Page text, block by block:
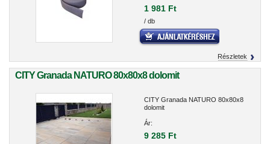
1 981 Ft
/ db
Részletek
CITY Granada NATURO 80x80x8 dolomit
CITY Granada NATURO 80x80x8
dolomit
Ár:
9 285 Ft